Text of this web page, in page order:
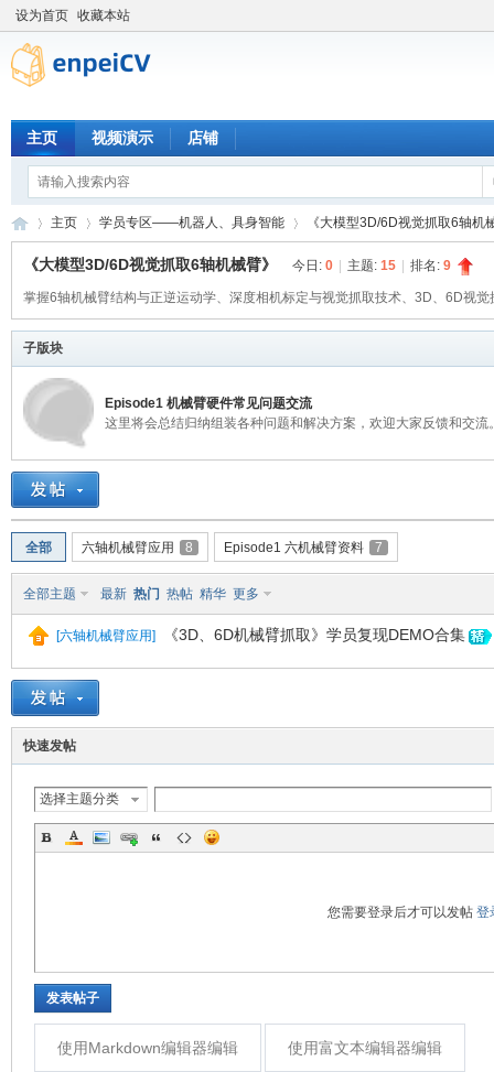
设为首页 收藏本站
主页 视频演示 店铺
恩
培-
»
主页
›
学员专区——机器人、具身智能
›
《大模型3D/6D视觉抓取6轴机
《大模型3D/6D视觉抓取6轴机械臂》 今日: 0 主题: 15 排名: 9
掌握6轴机械臂结构与正逆运动学、深度相机标定与视觉抓取技术、3D、6D视
子版块
Episode1 机械臂硬件常见问题交流
这里将会总结归纳组装各种问题和解决方案，欢迎大家反馈和交流
全部 六轴机械臂应用 8 Episode1 六机械臂资料 7
全部主题 最新 热门 热帖 精华 更多
[六轴机械臂应用] 《3D、6D机械臂抓取》学员复现DEMO合集
快速发帖
选择主题分类
您需要登录后才可以发帖 登
发表帖子
使用Markdown编辑器编辑 使用富文本编辑器编辑